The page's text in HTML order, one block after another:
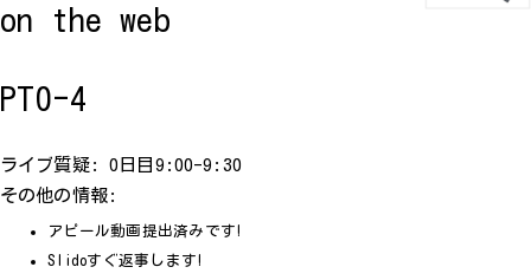
on the web
PT0-4
ライブ質疑: 0日目9:00-9:30
その他の情報:
アピール動画提出済みです!
Slidoすぐ返事します!